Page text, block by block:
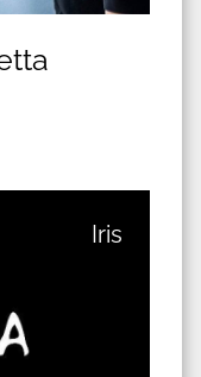
Iris